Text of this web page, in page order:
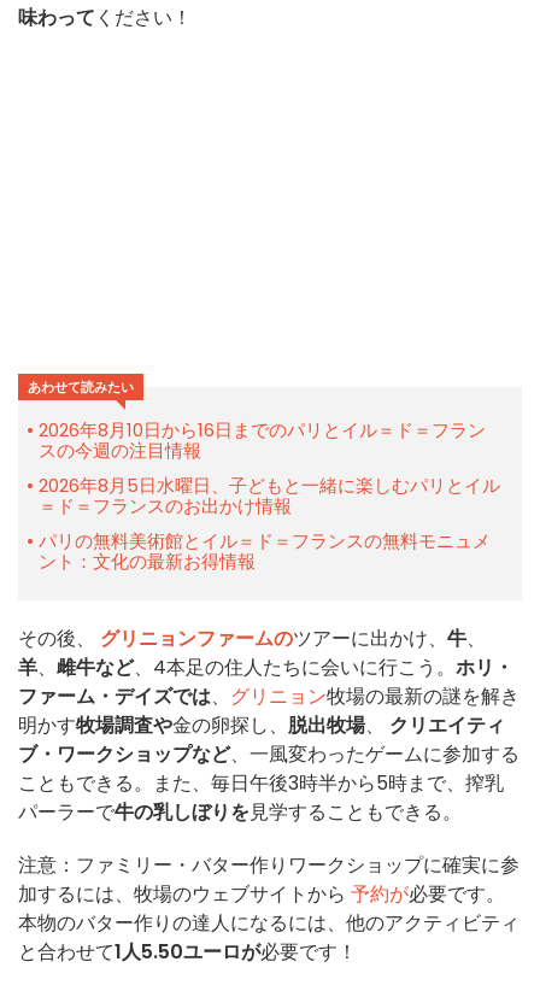
味わって ください！
あわせて読みたい
2026年8月10日から16日までのパリとイル＝ド＝フラン
スの今週の注目情報
2026年8月5日水曜日、子どもと一緒に楽しむパリとイル
＝ド＝フランスのお出かけ情報
パリの無料美術館とイル＝ド＝フランスの無料モニュメ
ント：文化の最新お得情報
その後、 グリニョンファームのツアーに出かけ、 牛、
羊、 雌牛など、4本足の住人たちに会いに行こう。 ホリ・
ファーム・デイズでは、 グリニョン牧場の最新の謎を解き
明かす牧場調査や金の卵探し、 脱出牧場、
クリエイティ
ブ・ワークショップなど、一風変わったゲームに参加する
こともできる。また、毎日午後3時半から5時まで、搾乳
パーラーで牛の乳しぼりを見学することもできる。
注意：ファミリー・バター作りワークショップに確実に参
加するには、牧場のウェブサイトから 予約が必要です。
本物のバター作りの達人になるには、他のアクティビティ
と合わせて1人5.50ユーロが必要です！